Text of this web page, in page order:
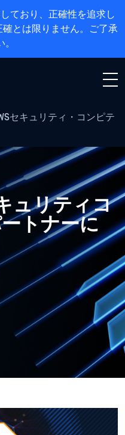
ており、正確性を追求し
とは限りません。ご了承
セキュリティ・コンピテ
ュリティコ
トナーに